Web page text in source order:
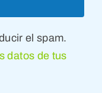
el spam.
datos de tus